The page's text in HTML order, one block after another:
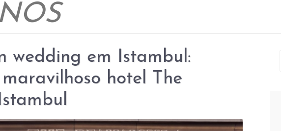
wedding em Istambul:
hotel The